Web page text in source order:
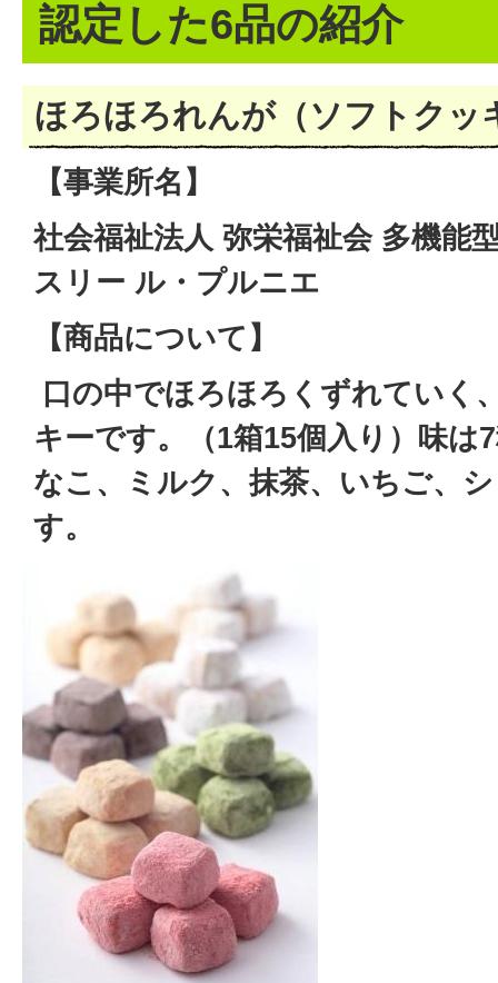
認定した6品の紹介
ほろほろれんが（ソフトクッ
【事業所名】
社会福祉法人 弥栄福祉会 多機能
スリー ル・プルニエ
【商品について】
口の中でほろほろくずれていく
キーです。（1箱15個入り）味は
なこ、ミルク、抹茶、いちご、
す。